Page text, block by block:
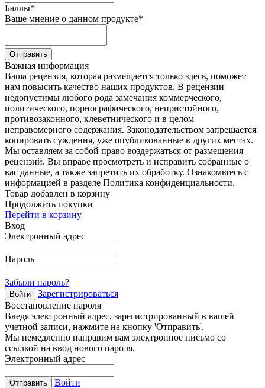
Баллы*
Ваше мнение о данном продукте*
Отправить
Важная информация
Ваша рецензия, которая размещается только здесь, поможет
нам повысить качество наших продуктов. В рецензии
недопустимы любого рода замечания коммерческого,
политического, порнографического, непристойного,
противозаконного, клеветнического и в целом
неправомерного содержания. Законодательством запрещается
копировать суждения, уже опубликованные в других местах.
Мы оставляем за собой право воздержаться от размещения
рецензий. Вы вправе просмотреть и исправить собранные о
вас данные, а также запретить их обработку. Ознакомьтесь с
информацией в разделе Политика конфиденциальности.
Товар добавлен в корзину
Продолжить покупки
Перейти в корзину
Вход
Электронный адрес
Пароль
Забыли пароль?
Войти
Зарегистрироваться
Восстановление пароля
Введя электронный адрес, зарегистрированный в вашей
учетной записи, нажмите на кнопку 'Отправить'.
Мы немедленно направим вам электронное письмо со
ссылкой на ввод нового пароля.
Электронный адрес
Отправить
Войти